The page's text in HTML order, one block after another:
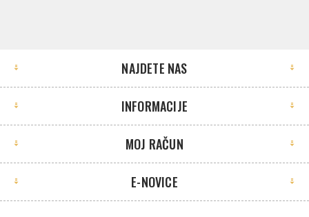
NAJDETE NAS
INFORMACIJE
MOJ RAČUN
E-NOVICE